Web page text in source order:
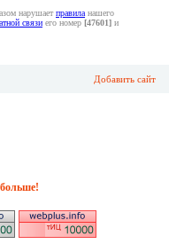
нарушаетправила нашего
связи его номер [47601] и
Добавить сайт